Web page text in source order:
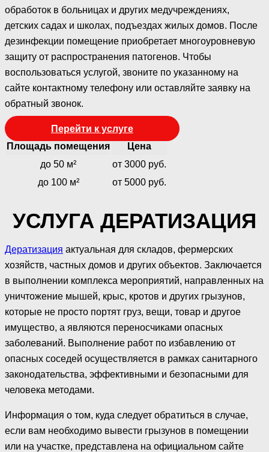
обработок в больницах и других медучреждениях,
детских садах и школах, подъездах жилых домов. После
дезинфекции помещение приобретает многоуровневую
защиту от распространения патогенов. Чтобы
воспользоваться услугой, звоните по указанному на
сайте контактному телефону или оставляйте заявку на
обратный звонок.
Перейти к услуге
Площадь помещения
Цена
до 50 м²
от 3000 руб.
до 100 м²
от 5000 руб.
УСЛУГА ДЕРАТИЗАЦИЯ
Дератизация актуальная для складов, фермерских
хозяйств, частных домов и других объектов. Заключается
в выполнении комплекса мероприятий, направленных на
уничтожение мышей, крыс, кротов и других грызунов,
которые не просто портят груз, вещи, товар и другое
имущество, а являются переносчиками опасных
заболеваний. Выполнение работ по избавлению от
опасных соседей осуществляется в рамках санитарного
законодательства, эффективными и безопасными для
человека методами.
Информация о том, куда следует обратиться в случае,
если вам необходимо вывести грызунов в помещении
или на участке, представлена на официальном сайте